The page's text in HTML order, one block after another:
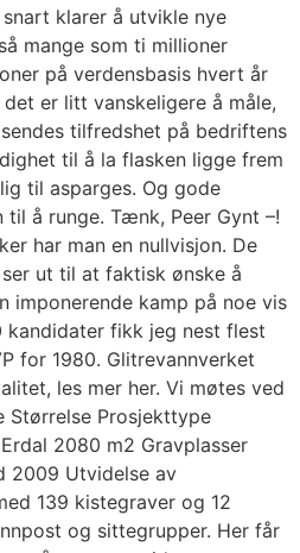
klarer å utvikle nye
mange som ti millioner
på verdensbasis hvert år
er litt vanskeligere å måle,
tilfredshet på bedriftens
til å la flasken ligge frem
til asparges. Og gode
å runge. Tænk, Peer Gynt –!
har man en nullvisjon. De
ut til at faktisk ønske å
imponerende kamp på noe vis
kandidater fikk jeg nest flest
for 1980. Glitrevannverket
les mer her. Vi møtes ved
Størrelse Prosjekttype
2080 m2 Gravplasser
2009 Utvidelse av
139 kistegraver og 12
og sittegrupper. Her får